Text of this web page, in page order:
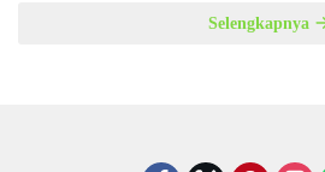
Selengkapnya